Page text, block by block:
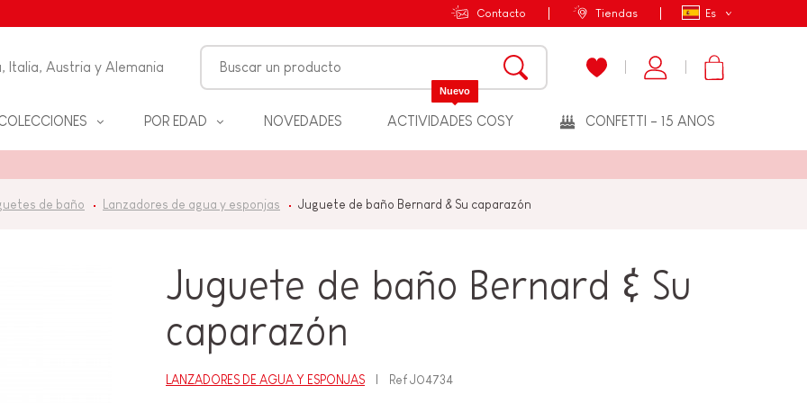
Es
Contacto Tiendas
Italia, Austria y Alemania
POR EDAD NOVEDADES ACTIVIDADES COSY
Nuevo
CONFETTI - 15 ANOS
de baño Lanzadores de agua y esponjas Juguete de baño Bernard & Su caparazón
Juguete de baño Bernard & Su
caparazón
LANZADORES DE AGUA Y ESPONJAS RefJ04734